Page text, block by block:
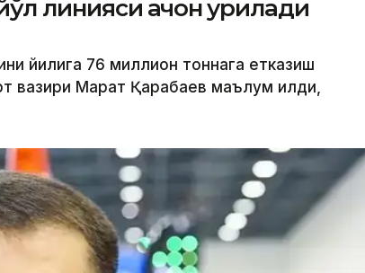
линияси қачон қурилади
йилига 76 миллион тоннага етказиш
вазири Марат Қарабаев маълум қилди,